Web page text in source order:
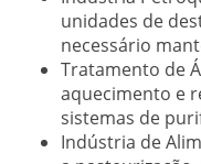
unidades de
necessário
Tratamento de
aquecimento e
sistemas de
Indústria de